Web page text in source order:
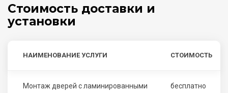
Стоимость доставки и
установки
НАИМЕНОВАНИЕ УСЛУГИ СТОИМОСТЬ
Монтаж дверей с ламинированными
бесплатно